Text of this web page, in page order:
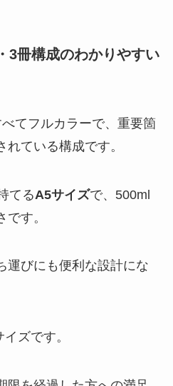
冊構成のわかりやすい
てフルカラーで、重要箇
ている構成です。
てるA5サイズで、500ml
す。
運びにも便利な設計にな
ズです。